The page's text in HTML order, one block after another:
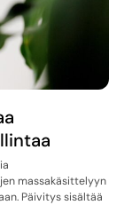
massakäsittelyyn
Päivitys sisältää